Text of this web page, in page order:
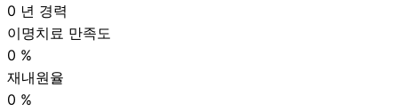
0 년 경력
이명치료 만족도
0 %
재내원율
0 %